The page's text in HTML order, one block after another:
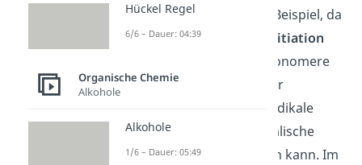
Styrol ist ein besonderes Beispiel, da
es außerdem zur
Selbstinitiation
fähig ist. Das heißt, die Monomere
können selbst miteinander
reagieren, sodass zwei Radikale
entstehen und eine radikalische
Polymerisation stattfinden kann. Im
Hückel Regel
6/6 – Dauer: 04:39
Organische Chemie
Alkohole
Alkohole
1/6 – Dauer: 05:49